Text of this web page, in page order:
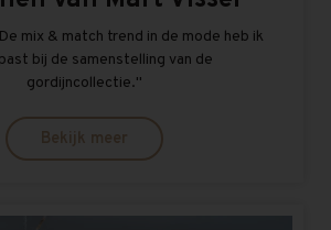
mix & match trend in de mode heb ik
bij de samenstelling van de
gordijncollectie.''
Bekijk meer